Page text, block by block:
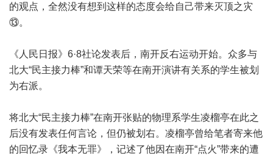
的观点，全然没有想到这样的态度会给自己带来灭顶之灾
⑬。
《人民日报》6·8社论发表后，南开反右运动开始。众多与
北大“民主接力棒”和谭天荣等在南开演讲有关系的学生被划
为右派。
将北大“民主接力棒”在南开张贴的物理系学生凌榴亭在此之
后没有发表任何言论，但仍被划右。凌榴亭曾给笔者寄来他
的回忆录《我本无罪》，记述了他因在南开“点火”带来的遭